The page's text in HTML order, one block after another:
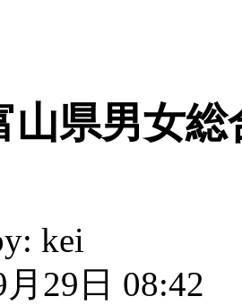
山県男女
kei
29日 08:42